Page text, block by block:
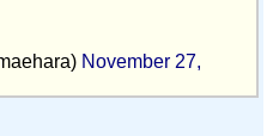
November 27,